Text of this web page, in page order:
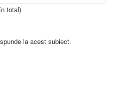
total)
la acest subiect.